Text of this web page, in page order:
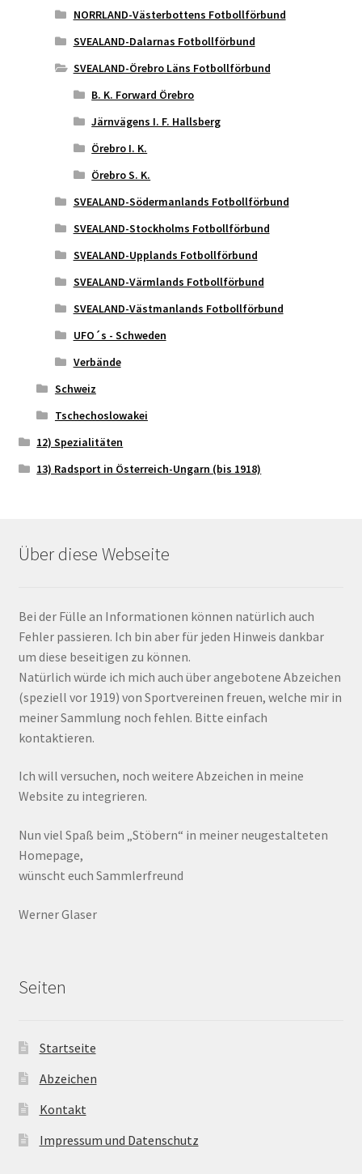
NORRLAND-Västerbottens Fotbollförbund
SVEALAND-Dalarnas Fotbollförbund
SVEALAND-Örebro Läns Fotbollförbund
B. K. Forward Örebro
Järnvägens I. F. Hallsberg
Örebro I. K.
Örebro S. K.
SVEALAND-Södermanlands Fotbollförbund
SVEALAND-Stockholms Fotbollförbund
SVEALAND-Upplands Fotbollförbund
SVEALAND-Värmlands Fotbollförbund
SVEALAND-Västmanlands Fotbollförbund
UFO´s - Schweden
Verbände
Schweiz
Tschechoslowakei
12) Spezialitäten
13) Radsport in Österreich-Ungarn (bis 1918)
Über diese Webseite
Bei der Fülle an Informationen können natürlich auch
Fehler passieren. Ich bin aber für jeden Hinweis dankbar
um diese beseitigen zu können.
Natürlich würde ich mich auch über angebotene Abzeichen
(speziell vor 1919) von Sportvereinen freuen, welche mir in
meiner Sammlung noch fehlen. Bitte einfach
kontaktieren.
Ich will versuchen, noch weitere Abzeichen in meine
Website zu integrieren.
Nun viel Spaß beim „Stöbern“ in meiner neugestalteten
Homepage,
wünscht euch Sammlerfreund
Werner Glaser
Seiten
Startseite
Abzeichen
Kontakt
Impressum und Datenschutz